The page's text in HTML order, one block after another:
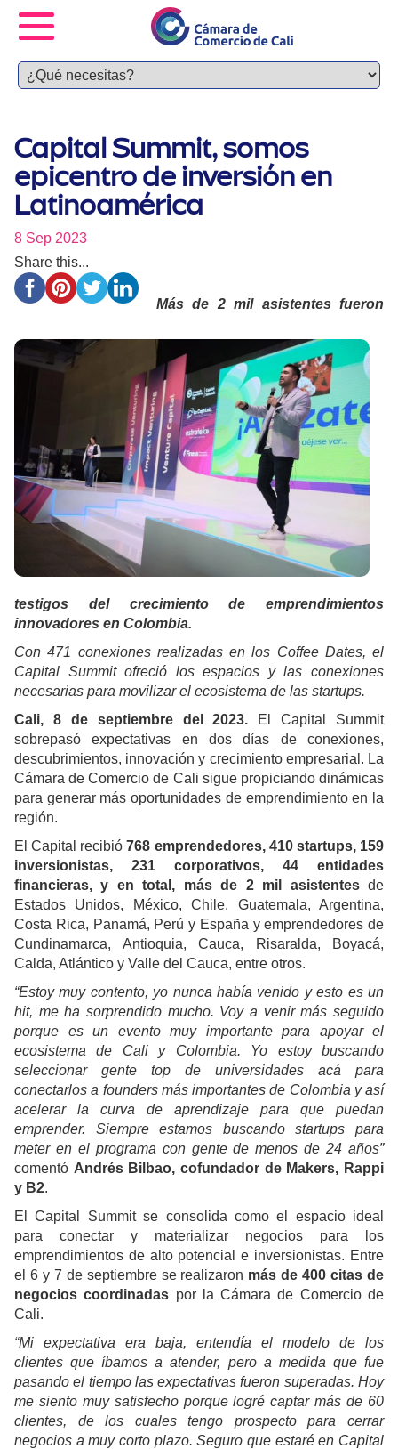
Capital Summit, somos
epicentro de inversión en
Latinoamérica
8 Sep 2023
Share this...
Más de 2 mil asistentes fueron
testigos del crecimiento de emprendimientos
innovadores en Colombia.
Con 471 conexiones realizadas en los Coffee Dates, el
Capital Summit ofreció los espacios y las conexiones
necesarias para movilizar el ecosistema de las startups.
Cali, 8 de septiembre del 2023. El Capital Summit
sobrepasó expectativas en dos días de conexiones,
descubrimientos, innovación y crecimiento empresarial. La
Cámara de Comercio de Cali sigue propiciando dinámicas
para generar más oportunidades de emprendimiento en la
región.
El Capital recibió768 emprendedores, 410 startups, 159
inversionistas, 231 corporativos, 44 entidades
financieras, y en total, más de 2 mil asistentesde
Estados Unidos, México, Chile, Guatemala, Argentina,
Costa Rica, Panamá, Perú y España y emprendedores de
Cundinamarca, Antioquia, Cauca, Risaralda, Boyacá,
Calda, Atlántico y Valle del Cauca, entre otros.
“Estoy muy contento, yo nunca había venido y esto es un
hit, me ha sorprendido mucho. Voy a venir más seguido
porque es un evento muy importante para apoyar el
ecosistema de Cali y Colombia. Yo estoy buscando
seleccionar gente top de universidades acá para
conectarlos a founders más importantes de Colombia y así
acelerar la curva de aprendizaje para que puedan
emprender. Siempre estamos buscando startups para
meter en el programa con gente de menos de 24 años”
comentó Andrés Bilbao, cofundador de Makers, Rappi
y B2.
El Capital Summit se consolida como el espacio ideal
para conectar y materializar negocios para los
emprendimientos de alto potencial e inversionistas. Entre
el 6 y 7 de septiembre se realizaron más de 400 citas de
negocios coordinadas por la Cámara de Comercio de
Cali.
“Mi expectativa era baja, entendía el modelo de los
clientes que íbamos a atender, pero a medida que fue
pasando el tiempo las expectativas fueron superadas. Hoy
me siento muy satisfecho porque logré captar más de 60
clientes, de los cuales tengo prospecto para cerrar
negocios a muy corto plazo. Seguro que estaré en Capital